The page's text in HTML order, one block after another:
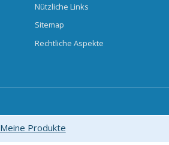
Nützliche Links
Sitemap
Rechtliche Aspekte
Meine Produkte